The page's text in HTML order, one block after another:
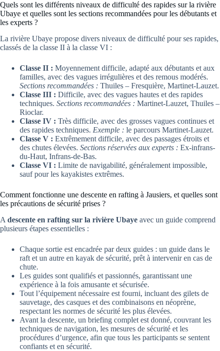
Quels sont les différents niveaux de difficulté des rapides sur la rivière
Ubaye et quelles sont les sections recommandées pour les débutants et
les experts ?
La rivière Ubaye propose divers niveaux de difficulté pour ses rapides,
classés de la classe II à la classe VI :
Classe II : Moyennement difficile, adapté aux débutants et aux
familles, avec des vagues irrégulières et des remous modérés.
Sections recommandées : Thuiles – Fresquière, Martinet-Lauzet.
Classe III : Difficile, avec des vagues hautes et des rapides
techniques. Sections recommandées : Martinet-Lauzet, Thuiles –
Rioclar.
Classe IV : Très difficile, avec des grosses vagues continues et
des rapides techniques. Exemple : le parcours Martinet-Lauzet.
Classe V : Extrêmement difficile, avec des passages étroits et
des chutes élevées. Sections réservées aux experts : Ex-infrans-
du-Haut, Infrans-de-Bas.
Classe VI : Limite de navigabilité, généralement impossible,
sauf pour les kayakistes extrêmes.
Comment fonctionne une descente en rafting à Jausiers, et quelles sont
les précautions de sécurité prises ?
A descente en rafting sur la rivière Ubaye avec un guide comprend
plusieurs étapes essentielles :
Chaque sortie est encadrée par deux guides : un guide dans le
raft et un autre en kayak de sécurité, prêt à intervenir en cas de
chute.
Les guides sont qualifiés et passionnés, garantissant une
expérience à la fois amusante et sécurisée.
Tout l’équipement nécessaire est fourni, incluant des gilets de
sauvetage, des casques et des combinaisons en néoprène,
respectant les normes de sécurité les plus élevées.
Avant la descente, un briefing complet est donné, couvrant les
techniques de navigation, les mesures de sécurité et les
procédures d’urgence, afin que tous les participants se sentent
confiants et en sécurité.